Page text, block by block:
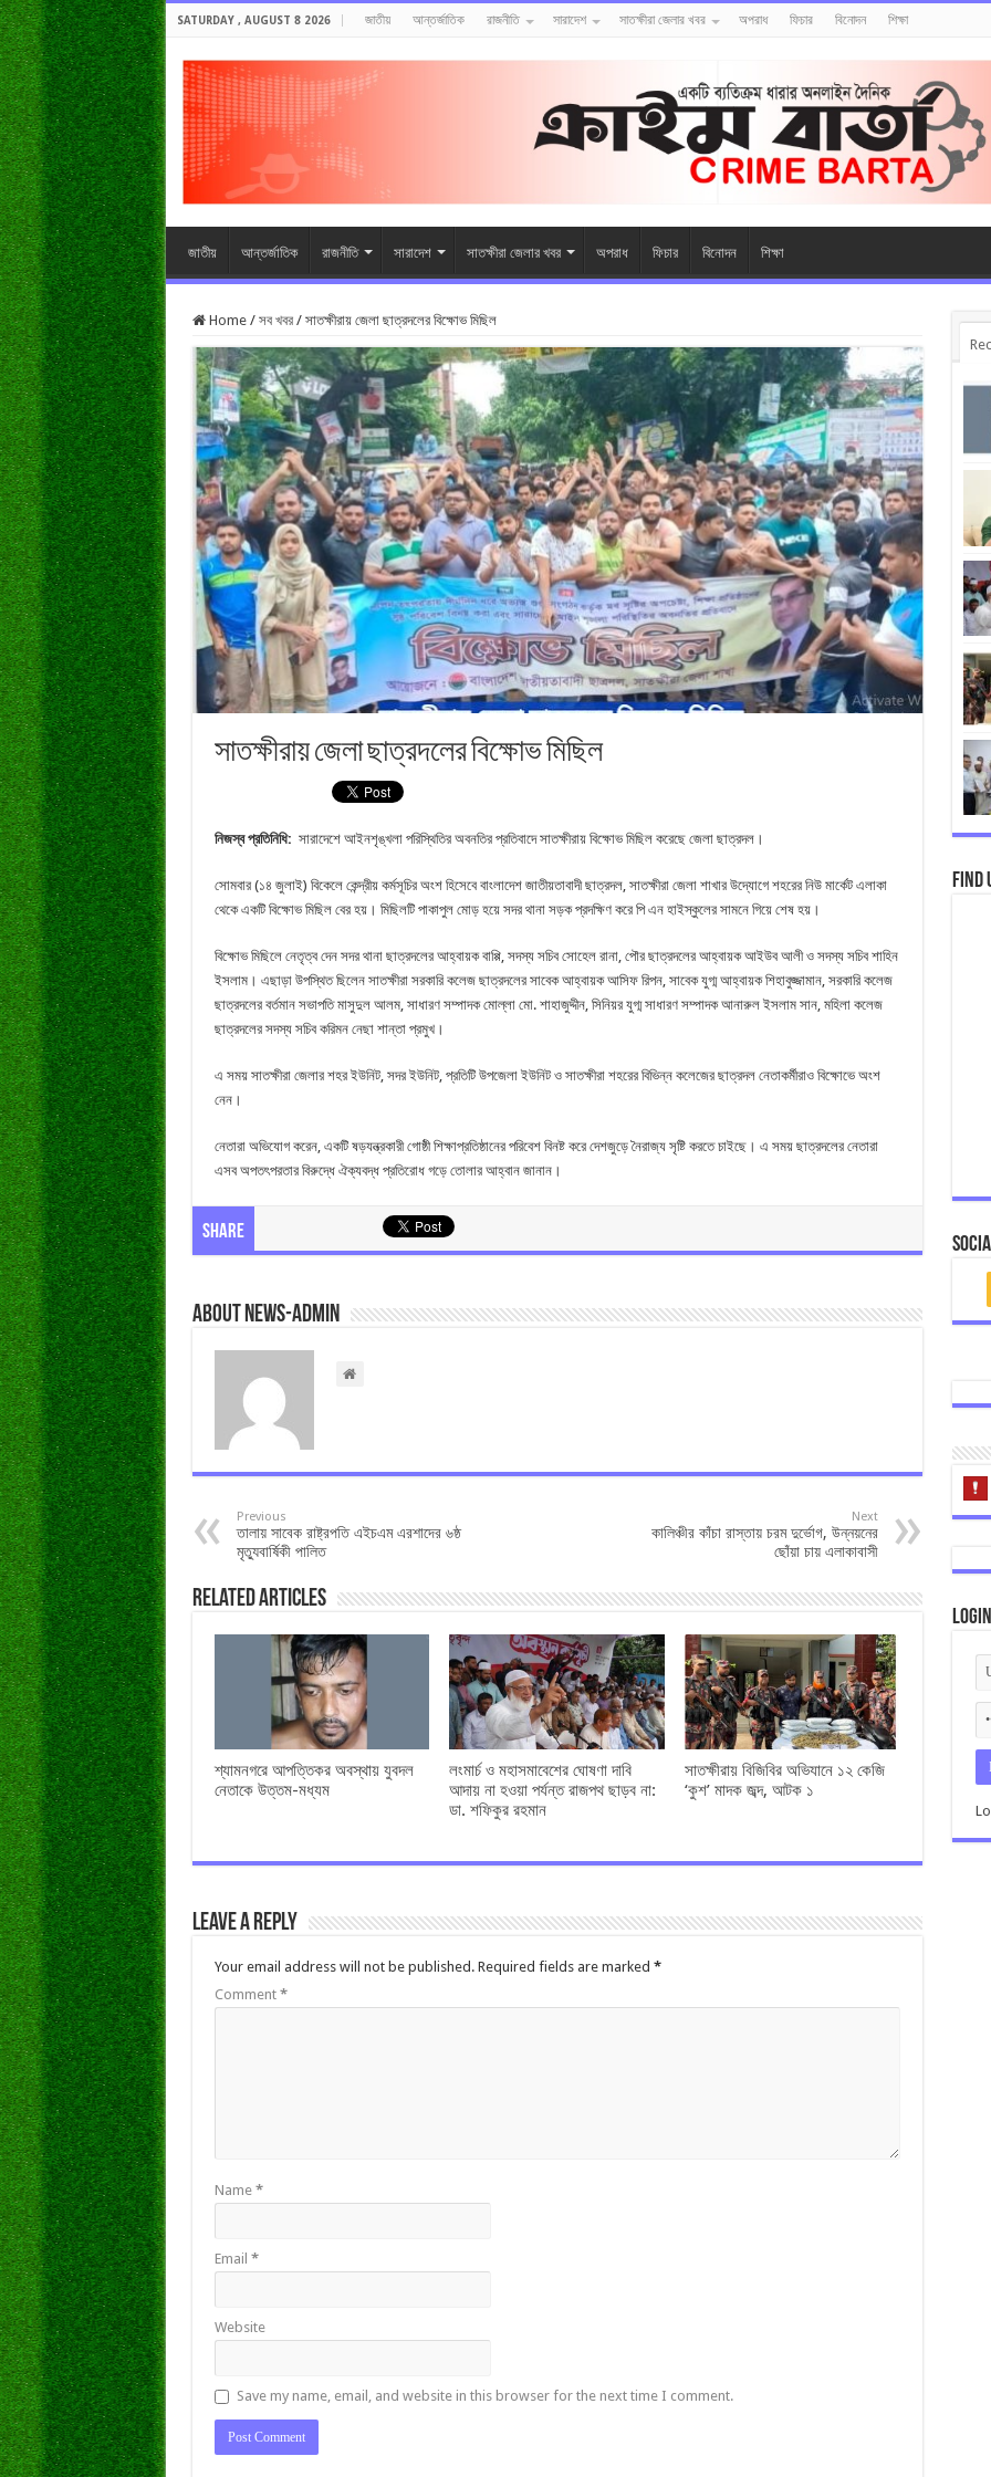
SATURDAY , AUGUST 8 2026 জাতীয় আন্তর্জাতিক রাজনীতি সারাদেশ সাতক্ষীরা জেলার খবর অপরাধ ফিচার বিনোদন শিক্ষা
জাতীয় আন্তর্জাতিক রাজনীতি সারাদেশ সাতক্ষীরা জেলার খবর অপরাধ ফিচার বিনোদন শিক্ষা
Home / সব খবর / সাতক্ষীরায় জেলা ছাত্রদলের বিক্ষোভ মিছিল
সাতক্ষীরায় জেলা ছাত্রদলের বিক্ষোভ মিছিল
নিজস্ব প্রতিনিধি: সারাদেশে আইনশৃঙ্খলা পরিস্থিতির অবনতির প্রতিবাদে সাতক্ষীরায় বিক্ষোভ মিছিল করেছে জেলা ছাত্রদল।
সোমবার (১৪ জুলাই) বিকেলে কেন্দ্রীয় কর্মসূচির অংশ হিসেবে বাংলাদেশ জাতীয়তাবাদী ছাত্রদল, সাতক্ষীরা জেলা শাখার উদ্যোগে শহরের নিউ মার্কেট এলাকা
থেকে একটি বিক্ষোভ মিছিল বের হয়। মিছিলটি পাকাপুল মোড় হয়ে সদর থানা সড়ক প্রদক্ষিণ করে পি এন হাইস্কুলের সামনে গিয়ে শেষ হয়।
বিক্ষোভ মিছিলে নেতৃত্ব দেন সদর থানা ছাত্রদলের আহ্বায়ক বাপ্পি, সদস্য সচিব সোহেল রানা, পৌর ছাত্রদলের আহ্বায়ক আইউব আলী ও সদস্য সচিব শাহিন
ইসলাম। এছাড়া উপস্থিত ছিলেন সাতক্ষীরা সরকারি কলেজ ছাত্রদলের সাবেক আহ্বায়ক আসিফ রিপন, সাবেক যুগ্ম আহ্বায়ক শিহাবুজ্জামান, সরকারি কলেজ
ছাত্রদলের বর্তমান সভাপতি মাসুদুল আলম, সাধারণ সম্পাদক মোল্লা মো. শাহাজুদ্দীন, সিনিয়র যুগ্ম সাধারণ সম্পাদক আনারুল ইসলাম সান, মহিলা কলেজ
ছাত্রদলের সদস্য সচিব করিমন নেছা শান্তা প্রমুখ।
এ সময় সাতক্ষীরা জেলার শহর ইউনিট, সদর ইউনিট, প্রতিটি উপজেলা ইউনিট ও সাতক্ষীরা শহরের বিভিন্ন কলেজের ছাত্রদল নেতাকর্মীরাও বিক্ষোভে অংশ
নেন।
নেতারা অভিযোগ করেন, একটি ষড়যন্ত্রকারী গোষ্ঠী শিক্ষাপ্রতিষ্ঠানের পরিবেশ বিনষ্ট করে দেশজুড়ে নৈরাজ্য সৃষ্টি করতে চাইছে। এ সময় ছাত্রদলের নেতারা
এসব অপতৎপরতার বিরুদ্ধে ঐক্যবদ্ধ প্রতিরোধ গড়ে তোলার আহ্বান জানান।
Share
About news-admin
Previous
তালায় সাবেক রাষ্ট্রপতি এইচএম এরশাদের ৬ষ্ঠ
মৃত্যুবার্ষিকী পালিত
Next
কালিঞ্চীর কাঁচা রাস্তায় চরম দুর্ভোগ, উন্নয়নের
ছোঁয়া চায় এলাকাবাসী
Related Articles
শ্যামনগরে আপত্তিকর অবস্থায় যুবদল
নেতাকে উত্তম-মধ্যম
লংমার্চ ও মহাসমাবেশের ঘোষণা দাবি
আদায় না হওয়া পর্যন্ত রাজপথ ছাড়ব না:
ডা. শফিকুর রহমান
সাতক্ষীরায় বিজিবির অভিযানে ১২ কেজি
‘কুশ’ মাদক জব্দ, আটক ১
Leave a Reply
Your email address will not be published. Required fields are marked *
Comment *
Name *
Email *
Website
Save my name, email, and website in this browser for the next time I comment.
Find
Login